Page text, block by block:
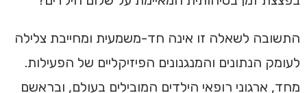
התשובה לשאלה זו אינה חד-משמעית ומחייבת צלילה
לעומק הנתונים והמנגנונים הפיזיקליים של הפעילות.
מחד, ארגוני רופאי הילדים המובילים בעולם, ובראשם